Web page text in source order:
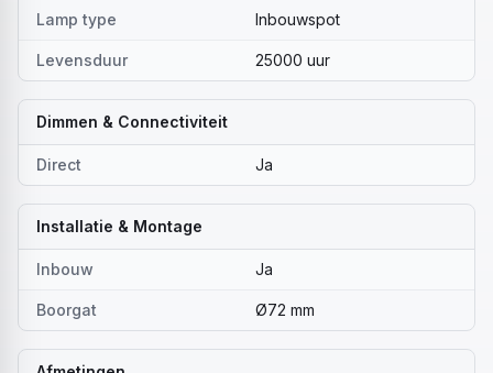
Lamp type Inbouwspot
Levensduur 25000 uur
Dimmen & Connectiviteit
Direct Ja
Installatie & Montage
Inbouw Ja
Boorgat Ø72 mm